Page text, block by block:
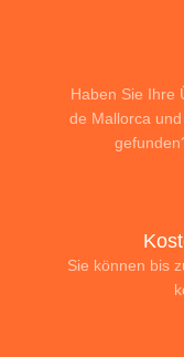
Haben Sie Ihre
de Mallorca
Sie können bis